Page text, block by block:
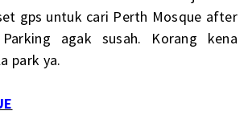
gps untuk cari Perth Mosque after
agak susah. Korang kena
park ya.